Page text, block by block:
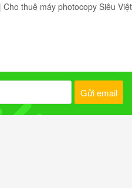
thuê máy photocopy Siêu Việt
Gửi email